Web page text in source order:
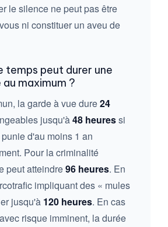
le silence ne peut pas être
ni constituer un aveu de
temps peut durer une
au maximum ?
la garde à vue dure24
jusqu'à48 heuressi
d'au moins 1 an
Pour la criminalité
peut atteindre96 heures. En
impliquant des « mules
jusqu'à 120 heures. En cas
risque imminent, la durée